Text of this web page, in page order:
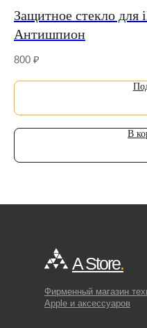
Защитное стекло для
Антишпион
800 ₽
В
A Store.
Фирменный магазин
Apple и аксессуаров